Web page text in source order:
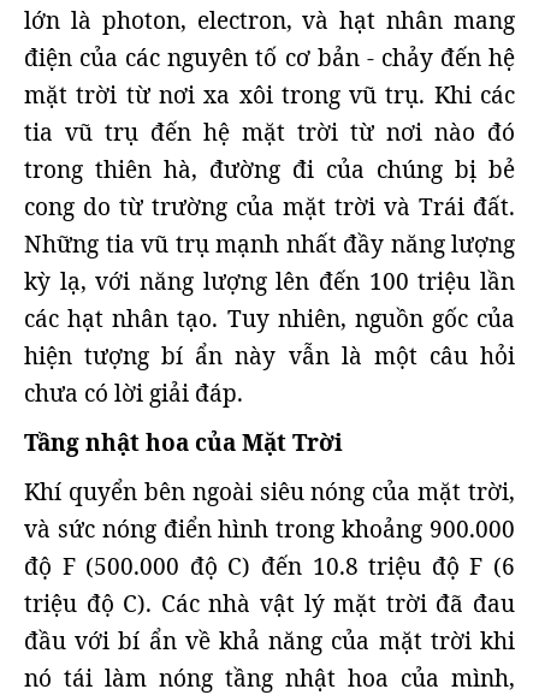
lớn là photon, electron, và hạt nhân mang
điện của các nguyên tố cơ bản - chảy đến hệ
mặt trời từ nơi xa xôi trong vũ trụ. Khi các
tia vũ trụ đến hệ mặt trời từ nơi nào đó
trong thiên hà, đường đi của chúng bị bẻ
cong do từ trường của mặt trời và Trái đất.
Những tia vũ trụ mạnh nhất đầy năng lượng
kỳ lạ, với năng lượng lên đến 100 triệu lần
các hạt nhân tạo. Tuy nhiên, nguồn gốc của
hiện tượng bí ẩn này vẫn là một câu hỏi
chưa có lời giải đáp.
Tầng nhật hoa của Mặt Trời
Khí quyển bên ngoài siêu nóng của mặt trời,
và sức nóng điển hình trong khoảng 900.000
độ F (500.000 độ C) đến 10.8 triệu độ F (6
triệu độ C). Các nhà vật lý mặt trời đã đau
đầu với bí ẩn về khả năng của mặt trời khi
nó tái làm nóng tầng nhật hoa của mình,